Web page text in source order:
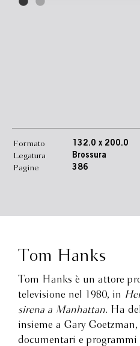
Formato
Legatura
Pagine
132.0 x 200.0
Brossura
386
Tom Hanks
Tom Hanks è un attore
televisione nel 1980, in
sirena a Manhattan. Ha
insieme a Gary
documentari e programmi